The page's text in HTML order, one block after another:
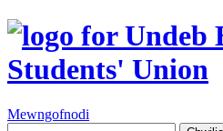
Mewngofnodi